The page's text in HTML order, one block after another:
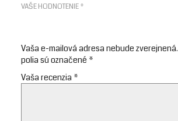
Vaša e-mailová adresa nebude zverejnená.
polia sú označené *
VAŠE HODNOTENIE*
Vaša recenzia *